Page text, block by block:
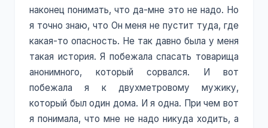
наконец понимать, что да-мне это не надо. Но
я точно знаю, что Он меня не пустит туда, где
какая-то опасность. Не так давно была у меня
такая история. Я побежала спасать товарища
анонимного, который сорвался. И вот
побежала я к двухметровому мужику,
который был один дома. И я одна. При чем вот
я понимала, что мне не надо никуда ходить, а